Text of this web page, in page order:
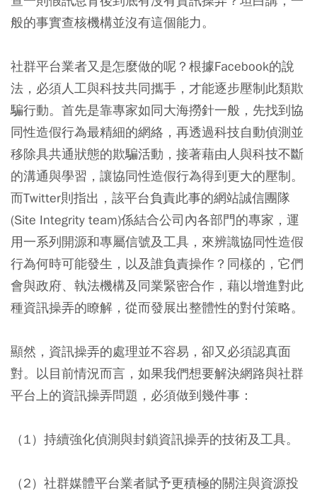
般的事實查核機構並沒有這個能力。
社群平台業者又是怎麼做的呢？根據Facebook的說
法，必須人工與科技共同攜手，才能逐步壓制此類欺
騙行動。首先是靠專家如同大海撈針一般，先找到協
同性造假行為最精細的網絡，再透過科技自動偵測並
移除具共通狀態的欺騙活動，接著藉由人與科技不斷
的溝通與學習，讓協同性造假行為得到更大的壓制。
而Twitter則指出，該平台負責此事的網站誠信團隊
(Site Integrity team)係結合公司內各部門的專家，運
用一系列開源和專屬信號及工具，來辨識協同性造假
行為何時可能發生，以及誰負責操作？同樣的，它們
會與政府、執法機構及同業緊密合作，藉以增進對此
種資訊操弄的瞭解，從而發展出整體性的對付策略。
顯然，資訊操弄的處理並不容易，卻又必須認真面
對。以目前情況而言，如果我們想要解決網路與社群
平台上的資訊操弄問題，必須做到幾件事：
（1）持續強化偵測與封鎖資訊操弄的技術及工具。
（2）社群媒體平台業者賦予更積極的關注與資源投